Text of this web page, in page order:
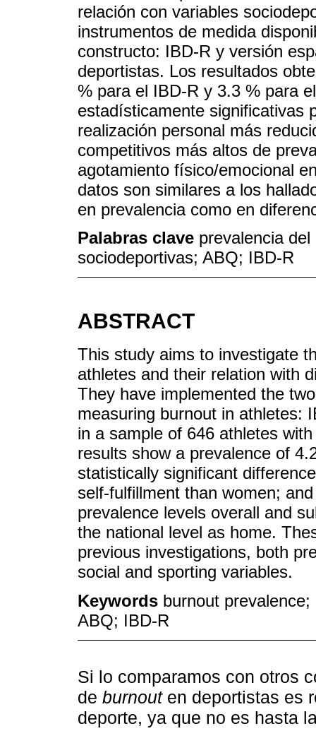
relación con variables
instrumentos de medida
constructo: IBD-R y versión
deportistas. Los resultados
% para el IBD-R y 3.3 % para
estadísticamente significativas
realización personal más
competitivos más altos de
agotamiento físico/emocional
datos son similares a los
en prevalencia como en
Palabras clave prevalencia
sociodeportivas; ABQ; IBD-R
ABSTRACT
This study aims to investigate
athletes and their relation with
They have implemented the
measuring burnout in athletes:
in a sample of 646 athletes
results show a prevalence of
statistically significant
self-fulfillment than women;
prevalence levels overall and
the national level as home.
previous investigations, both
social and sporting variables.
Keywords burnout
ABQ; IBD-R
Si lo comparamos con otros
de burnouten deportistas es
deporte, ya que no es hasta